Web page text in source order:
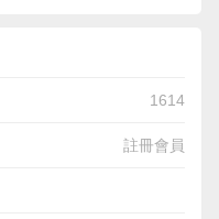
1614
註冊會員